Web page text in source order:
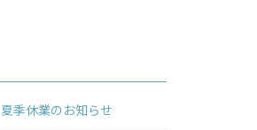
夏季休業のお知らせ